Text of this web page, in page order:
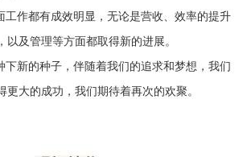
工作都有成效明显，无论是营收、效率的提升
以及管理等方面都取得新的进展。
下新的种子，伴随着我们的追求和梦想，我们
更大的成功，我们期待着再次的欢聚。